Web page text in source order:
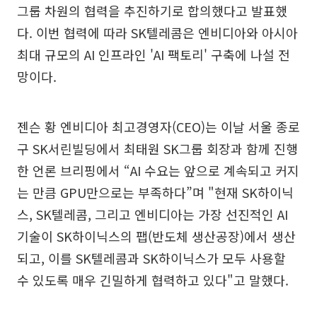
그룹 차원의 협력을 추진하기로 합의했다고 발표했
다. 이번 협력에 따라 SK텔레콤은 엔비디아와 아시아
최대 규모의 AI 인프라인 'AI 팩토리' 구축에 나설 전
망이다.
젠슨 황 엔비디아 최고경영자(CEO)는 이날 서울 종로
구 SK서린빌딩에서 최태원 SK그룹 회장과 함께 진행
한 언론 브리핑에서 “AI 수요는 앞으로 계속되고 커지
는 만큼 GPU만으로는 부족하다”며 "현재 SK하이닉
스, SK텔레콤, 그리고 엔비디아는 가장 선진적인 AI
기술이 SK하이닉스의 팹(반도체 생산공장)에서 생산
되고, 이를 SK텔레콤과 SK하이닉스가 모두 사용할
수 있도록 매우 긴밀하게 협력하고 있다"고 말했다.